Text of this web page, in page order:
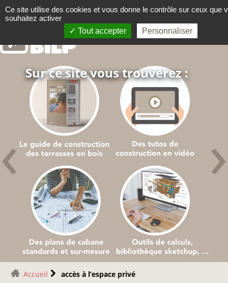
Le guide pour faire comme un
TERRASSE BOIS
Sur ce site vous trouverez :
‹ ›
Accueil accès à l’espace privé
Panneau de gestion des cookies
Ce site utilise des cookies et vous donne le contrôle sur ceux que
souhaitez activer
Tout accepter
Personnaliser